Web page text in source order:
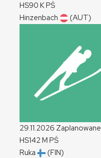
HS90 KPŚ
Hinzenbach
(AUT)
29.11.2026 Zaplanowane
HS142M PŚ
Ruka
(FIN)